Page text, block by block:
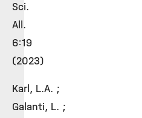
Sci.
All.
6:19
(2023)
Karl, L.A. ;
Galanti, L. ;